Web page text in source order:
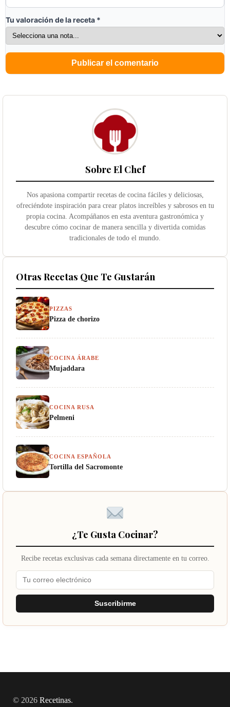
Tu valoración de la receta *
Sobre El Chef
Nos apasiona compartir recetas de cocina fáciles y deliciosas,
ofreciéndote inspiración para crear platos increíbles y sabrosos en tu
propia cocina. Acompáñanos en esta aventura gastronómica y
descubre cómo cocinar de manera sencilla y divertida comidas
tradicionales de todo el mundo.
Otras Recetas Que Te Gustarán
PIZZAS
Pizza de chorizo
COCINA ÁRABE
Mujaddara
COCINA RUSA
Pelmeni
COCINA ESPAÑOLA
Tortilla del Sacromonte
¿Te Gusta Cocinar?
Recibe recetas exclusivas cada semana directamente en tu correo.
Suscribirme
© 2026 Recetinas.